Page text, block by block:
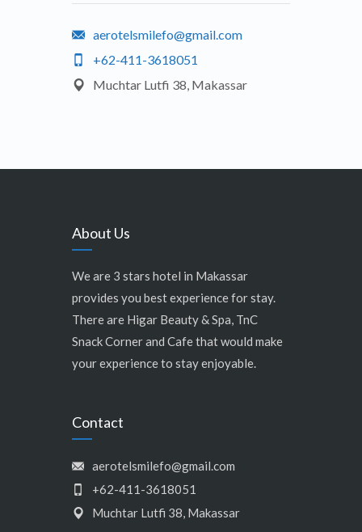
aerotelsmilefo@gmail.com
+62-411-3618051
Muchtar Lutfi 38, Makassar
About Us
We are 3 stars hotel in Makassar
provides you best experience for stay.
There are Higar Beauty & Spa, TnC
Snack Corner and Cafe that would make
your experience to stay enjoyable.
Contact
aerotelsmilefo@gmail.com
+62-411-3618051
Muchtar Lutfi 38, Makassar